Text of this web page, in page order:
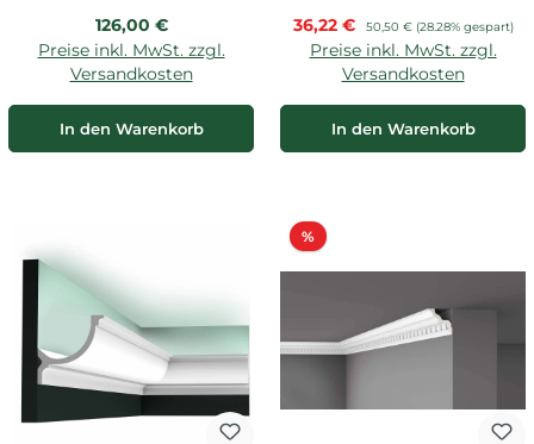
Regulärer Preis:
126,00 €
Preise inkl. MwSt. zzgl.
Versandkosten
In den Warenkorb
Verkaufspreis:
36,22 € Regulärer Preis:
50,50 € (28.28% gespart)
Preise inkl. MwSt. zzgl.
Versandkosten
In den Warenkorb
%Rabatt